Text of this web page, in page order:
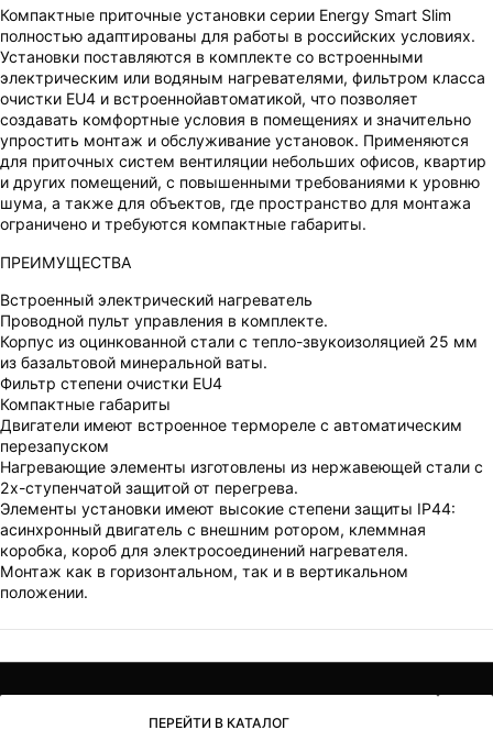
Компактные приточные установки серии Energy Smart Slim
полностью адаптированы для работы в российских условиях.
Установки поставляются в комплекте со встроенными
электрическим или водяным нагревателями, фильтром класса
очистки EU4 и встроеннойавтоматикой, что позволяет
создавать комфортные условия в помещениях и значительно
упростить монтаж и обслуживание установок. Применяются
для приточных систем вентиляции небольших офисов, квартир
и других помещений, с повышенными требованиями к уровню
шума, а также для объектов, где пространство для монтажа
ограничено и требуются компактные габариты.
ПРЕИМУЩЕСТВА
Встроенный электрический нагреватель
Проводной пульт управления в комплекте.
Корпус из оцинкованной стали с тепло-звукоизоляцией 25 мм
из базальтовой минеральной ваты.
Фильтр степени очистки EU4
Компактные габариты
Двигатели имеют встроенное термореле с автоматическим
перезапуском
Нагревающие элементы изготовлены из нержавеющей стали с
2х-ступенчатой защитой от перегрева.
Элементы установки имеют высокие степени защиты IP44:
асинхронный двигатель с внешним ротором, клеммная
коробка, короб для электросоединений нагревателя.
Монтаж как в горизонтальном, так и в вертикальном
положении.
ПЕРЕЙТИ В КАТАЛОГ
ВАШ ЗАКАЗ УСПЕШНО ОФОРМЛЕН!
ЧТО-ТО ПОШЛО НЕ ТАК!
Пожалуйста повторите попытку позже.